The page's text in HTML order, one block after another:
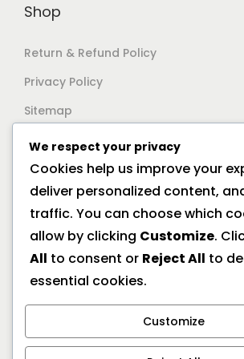
Shop
Return & Refund Policy
Privacy Policy
Sitemap
Support
Documentation
Help Center
General FAQs
Offline Location
10/2A Ramanath Majumder Street,
We respect your privacy
Cookies help us improve your
deliver personalized content,
traffic. You can choose which
allow by clicking Customize.
All to consent or Reject All to
essential cookies.
Customize